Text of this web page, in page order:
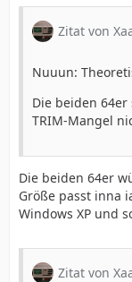
Zitat von
Nuuun:
Die beiden
TRIM-Mangel
Die beiden 64er
Größe passt inna
Windows XP und
Zitat von